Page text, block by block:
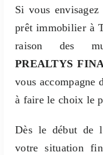
Si vous
prêt immobilier à
raison des
PREALTYS
vous accompagne
à faire le choix le
Dès le début de
votre situation